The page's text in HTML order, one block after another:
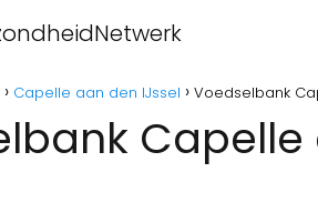
Capelle aan den IJssel Voedselbank